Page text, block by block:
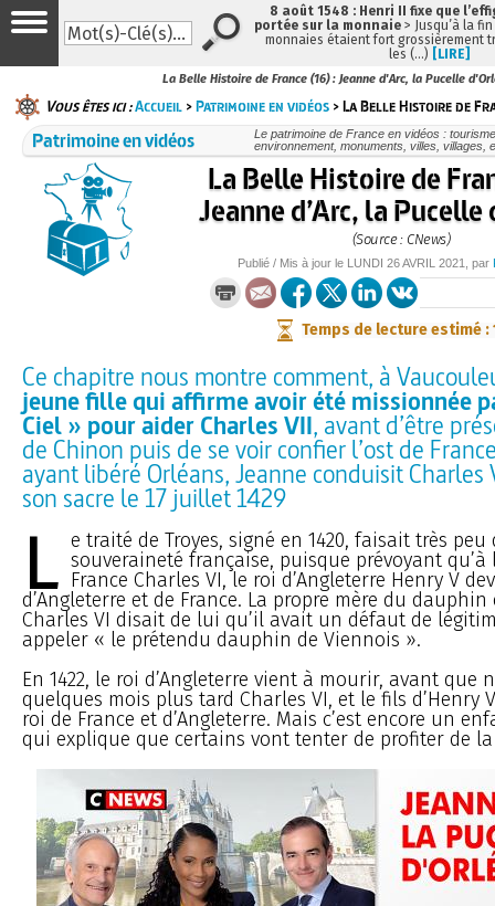
La Belle Histoire de France (16) : Jeanne d'Arc, la Pucelle
Vous êtes ici :Accueil >Patrimoine en vidéos > La Belle Histoire de
Patrimoine en vidéos
Le patrimoine de France en vidéos :
environnement, monuments, villes, villages,
La Belle Histoire de
Jeanne d’Arc, la Pucelle
(Source : CNews)
Publié / Mis à jour le LUNDI 26 AVRIL 2021 , par
Temps de lecture estimé :
Ce chapitre nous montre comment, à
jeune fille qui affirme avoir été missionnée
Ciel » pour aider Charles VII, avant d’être
de Chinon puis de se voir confier l’ost de
ayant libéré Orléans, Jeanne conduisit Charles
son sacre le 17 juillet 1429
L e traité de Troyes, signé en 1420, faisait très peu
souveraineté française, puisque prévoyant
France Charles VI, le roi d’Angleterre Henry V
d’Angleterre et de France. La propre mère du
Charles VI disait de lui qu’il avait un défaut de
appeler « le prétendu dauphin de Viennois ».
En 1422, le roi d’Angleterre vient à mourir, avant que
quelques mois plus tard Charles VI, et le fils d’Henry
roi de France et d’Angleterre. Mais c’est encore un
qui explique que certains vont tenter de profiter de
8 août 1548 : Henri II fixe que
portée sur la monnaie > Jusqu’à la
monnaies étaient fort grossièrement
les (…) [LIRE]